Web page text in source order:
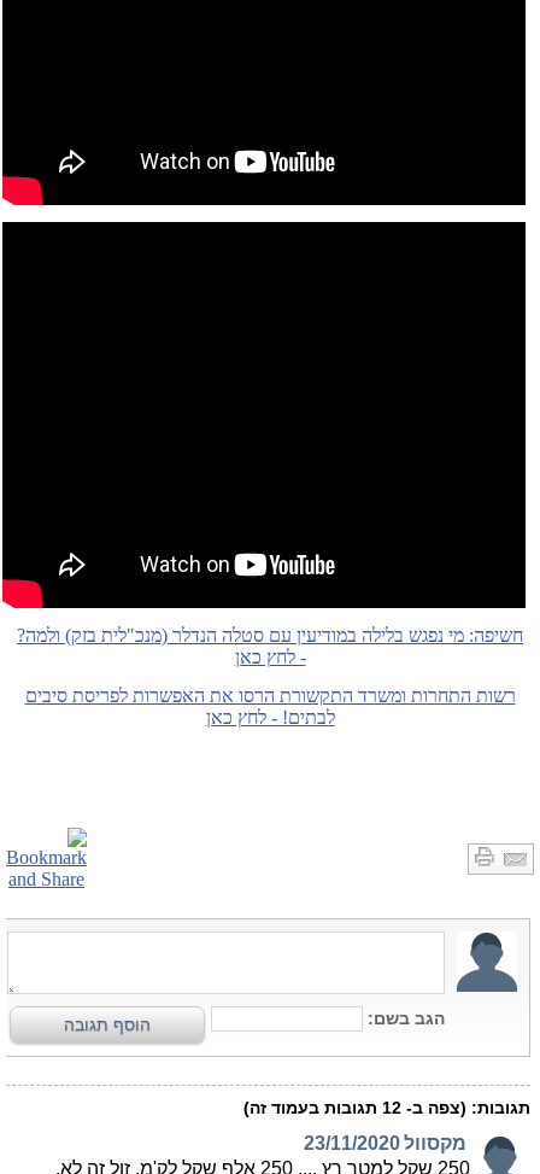
חשיפה: מי נפגש בלילה במודיעין עם סטלה הנדלר (מנכ"לית בזק) ולמה?
- לחץ כאן
רשות התחרות ומשרד התקשורת הרסו את האפשרות לפריסת סיבים
לבתים! - לחץ כאן